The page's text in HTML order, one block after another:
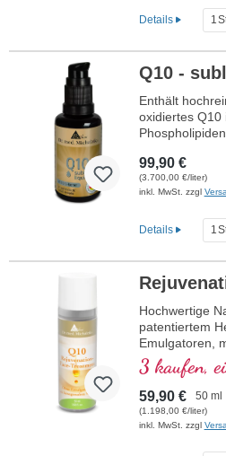
Details
Q10 -
Enthält
oxidiertes Q10
99,90 €
(3.700,00 €/liter)
inkl. MwSt. zzgl
Details
Hochwertige
patentiertem
Emulgatoren,
Tocotrienol
3 kaufen,
59,90 € 50 ml
(1.198,00 €/liter)
inkl. MwSt. zzgl